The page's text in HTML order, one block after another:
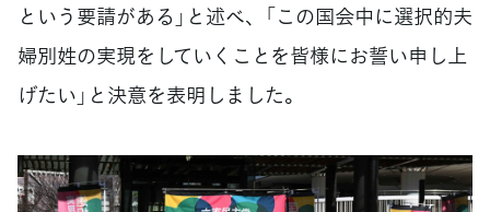
という要請がある」と述べ、「この国会中に選択的夫
婦別姓の実現をしていくことを皆様にお誓い申し上
げたい」と決意を表明しました。